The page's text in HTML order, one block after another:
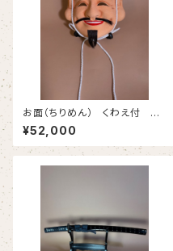
お面（ちりめん） くわえ付 恵
比寿
¥52,000